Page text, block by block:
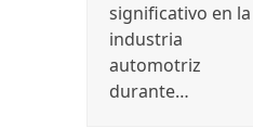
significativo en la
industria
automotriz
durante…